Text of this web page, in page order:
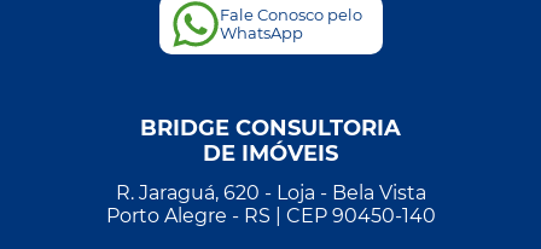
Fale Conosco pelo
WhatsApp
BRIDGE CONSULTORIA
DE IMÓVEIS
R. Jaraguá, 620 - Loja - Bela Vista
Porto Alegre - RS | CEP 90450-140